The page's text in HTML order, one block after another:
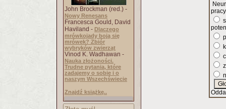
John Brockman (red.) -
Nowy Renesans
Francesca Gould, David
Haviland - Dlaczego
mrówkojady boją się
mrówek? Zbiór
wybryków zwierząt
Vinod K. Wadhawan -
Nauka złożoności.
Trudne pytania, które
zadajemy o sobie i o
naszym Wszechświecie
Znajdź książkę..